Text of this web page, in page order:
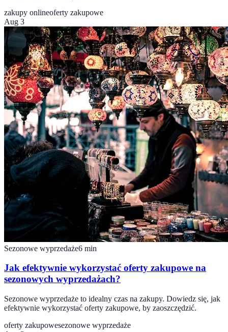
zakupy onlineoferty zakupowe
Aug 3
Sezonowe wyprzedaże6 min
Jak efektywnie wykorzystać oferty zakupowe na
sezonowych wyprzedażach?
Sezonowe wyprzedaże to idealny czas na zakupy. Dowiedz się, jak
efektywnie wykorzystać oferty zakupowe, by zaoszczędzić.
oferty zakupowesezonowe wyprzedaże